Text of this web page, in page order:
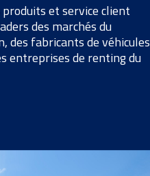
et service client
des marchés du
des fabricants de véhicules
entreprises de rentingdu